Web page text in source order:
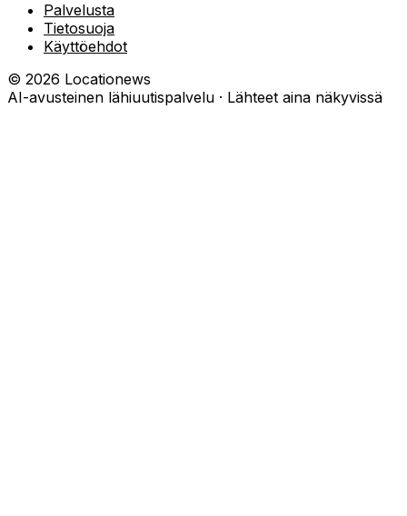
Palvelusta
Tietosuoja
Käyttöehdot
© 2026 Locationews
AI-avusteinen lähiuutispalvelu · Lähteet aina näkyvissä